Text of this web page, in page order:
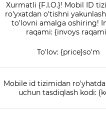
Xurmatli {F.I.O.}! Mobil ID
ro'yxatdan o'tishni
to'lovni amalga oshiring!
raqami: {invoys
To'lov: {price}so'm
Mobile id tizimidan
uchun tasdiqlash kodi: